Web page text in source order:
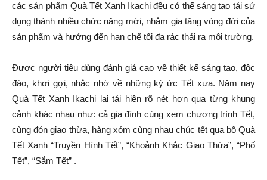
các sản phẩm Quà Tết Xanh Ikachi đều có thể sáng tạo tái sử
dụng thành nhiều chức năng mới, nhằm gia tăng vòng đời của
sản phẩm và hướng đến hạn chế tối đa rác thải ra môi trường.
Được người tiêu dùng đánh giá cao về thiết kế sáng tạo, độc
đáo, khơi gợi, nhắc nhớ về những ký ức Tết xưa. Năm nay
Quà Tết Xanh Ikachi lại tái hiện rõ nét hơn qua từng khung
cảnh khác nhau như: cả gia đình cùng xem chương trình Tết,
cùng đón giao thừa, hàng xóm cùng nhau chúc tết qua bộ Quà
Tết Xanh “Truyền Hình Tết”, “Khoảnh Khắc Giao Thừa”, “Phố
Tết”, “Sắm Tết” .